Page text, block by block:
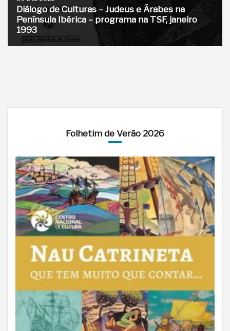
Diálogo de Culturas – Judeus e Árabes na
Península Ibérica – programa na TSF, janeiro
1993
Folhetim de Verão 2026